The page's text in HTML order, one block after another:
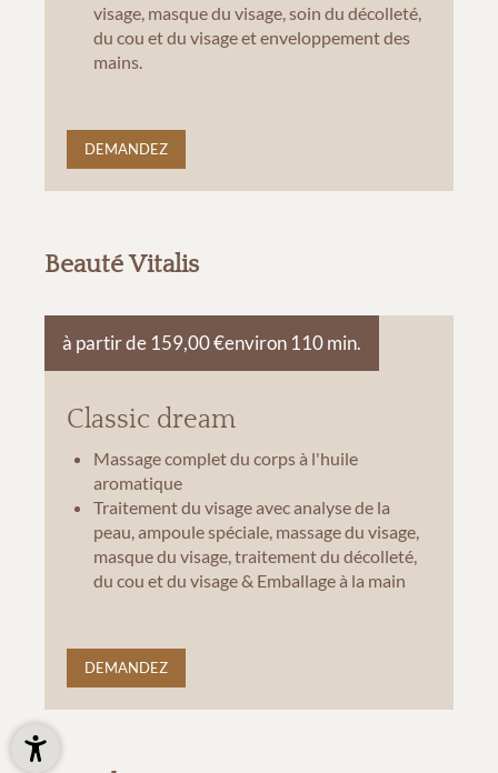
visage, masque du visage, soin du décolleté,
du cou et du visage et enveloppement des
mains.
DEMANDEZ
Beauté Vitalis
Classic dream
à partir de 159,00 €environ 110 min.
Massage complet du corps à l'huile
aromatique
Traitement du visage avec analyse de la
peau, ampoule spéciale, massage du visage,
masque du visage, traitement du décolleté,
du cou et du visage & Emballage à la main
DEMANDEZ